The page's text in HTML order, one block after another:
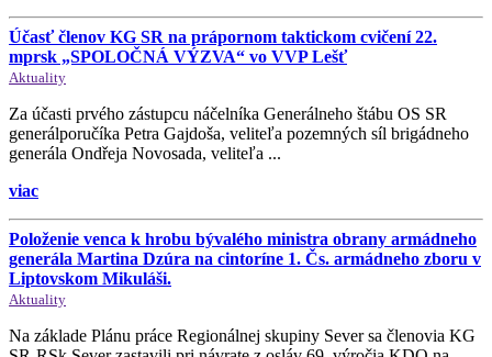
Účasť členov KG SR na prápornom taktickom cvičení 22.
mprsk „SPOLOČNÁ VÝZVA“ vo VVP Lešť
Aktuality
Za účasti prvého zástupcu náčelníka Generálneho štábu OS SR
generálporučíka Petra Gajdoša, veliteľa pozemných síl brigádneho
generála Ondřeja Novosada, veliteľa ...
viac
Položenie venca k hrobu bývalého ministra obrany armádneho
generála Martina Dzúra na cintoríne 1. Čs. armádneho zboru v
Liptovskom Mikuláši.
Aktuality
Na základe Plánu práce Regionálnej skupiny Sever sa členovia KG